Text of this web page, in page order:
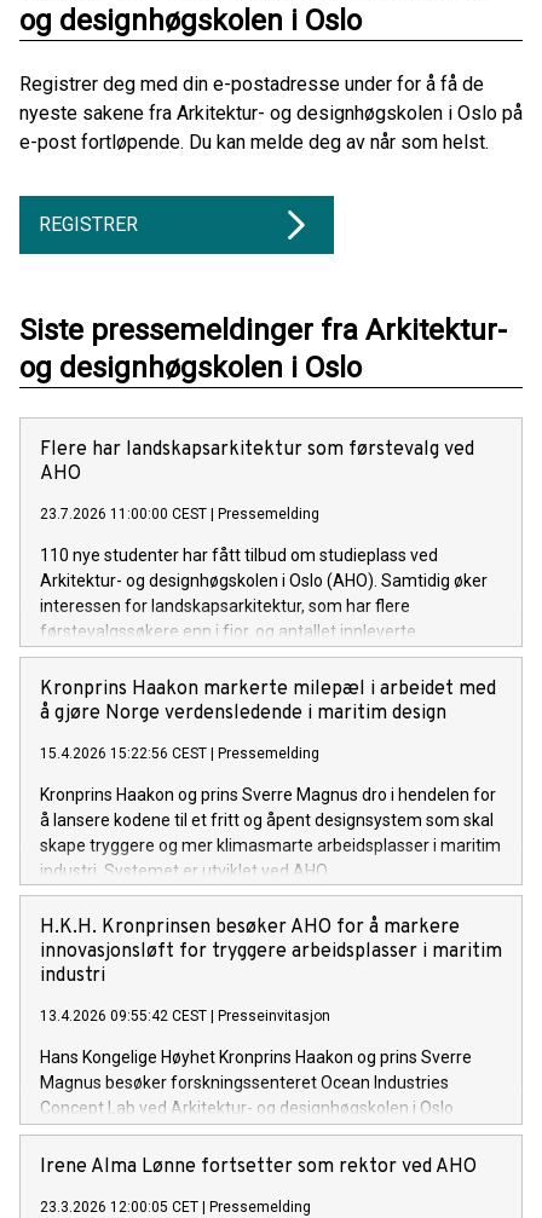
og designhøgskolen i Oslo
Registrer deg med din e-postadresse under for å få de
nyeste sakene fra Arkitektur- og designhøgskolen i Oslo på
e-post fortløpende. Du kan melde deg av når som helst.
REGISTRER
Siste pressemeldinger fra Arkitektur-
og designhøgskolen i Oslo
Flere har landskapsarkitektur som førstevalg ved
AHO
23.7.2026 11:00:00 CEST Pressemelding
110 nye studenter har fått tilbud om studieplass ved
Arkitektur- og designhøgskolen i Oslo (AHO). Samtidig øker
interessen for landskapsarkitektur, som har flere
førstevalgssøkere enn i fjor, og antallet innleverte
opptaksprøver viser at AHO fortsatt tiltrekker seg sterkt
motiverte søkere.
Kronprins Haakon markerte milepæl i arbeidet med
å gjøre Norge verdensledende i maritim design
15.4.2026 15:22:56 CEST Pressemelding
Kronprins Haakon og prins Sverre Magnus dro i hendelen for
å lansere kodene til et fritt og åpent designsystem som skal
skape tryggere og mer klimasmarte arbeidsplasser i maritim
industri. Systemet er utviklet ved AHO.
H.K.H. Kronprinsen besøker AHO for å markere
innovasjonsløft for tryggere arbeidsplasser i maritim
industri
13.4.2026 09:55:42 CEST Presseinvitasjon
Hans Kongelige Høyhet Kronprins Haakon og prins Sverre
Magnus besøker forskningssenteret Ocean Industries
Concept Lab ved Arkitektur- og designhøgskolen i Oslo
(AHO) onsdag 15. april 2026.
Irene Alma Lønne fortsetter som rektor ved AHO
23.3.2026 12:00:05 CET Pressemelding